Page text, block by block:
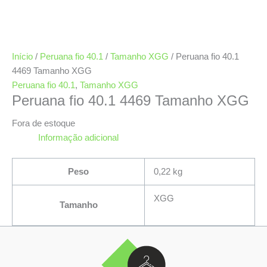
Início / Peruana fio 40.1 / Tamanho XGG / Peruana fio 40.1
4469 Tamanho XGG
Peruana fio 40.1 , Tamanho XGG
Peruana fio 40.1 4469 Tamanho XGG
Fora de estoque
Informação adicional
Peso 0,22 kg
Tamanho
XGG